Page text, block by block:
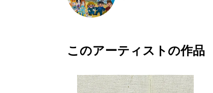
このアーティストの作品